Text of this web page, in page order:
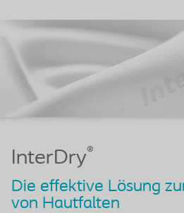
InterDry®
Die effektive Lösung
von Hautfalten